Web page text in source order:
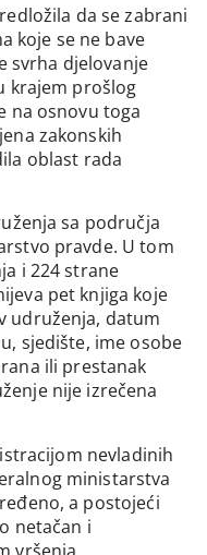
da se zabrani
koje se ne bave
svrha djelovanje
krajem prošlog
na osnovu toga
zakonskih
oblast rada
sa područja
pravde. U tom
i 224 strane
pet knjiga koje
udruženja, datum
sjedište, ime osobe
ili prestanak
nije izrečena
nevladinih
ministarstva
a postojeći
netačan i